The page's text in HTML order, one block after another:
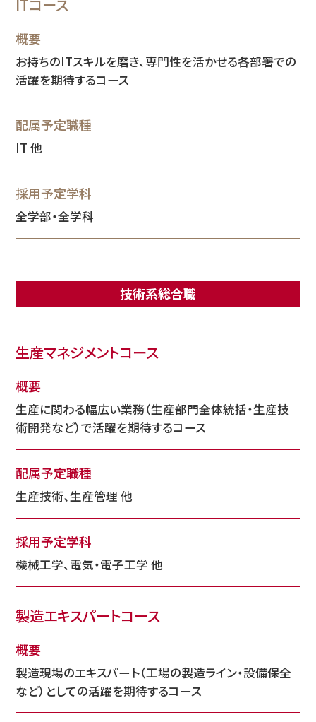
概要
お持ちのITスキルを磨き、専門性を活かせる各部署での
活躍を期待するコース
配属予定職種
IT 他
採用予定学科
全学部・全学科
技術系総合職
生産マネジメントコース
概要
生産に関わる幅広い業務（生産部門全体統括・生産技
術開発など）で活躍を期待するコース
配属予定職種
生産技術、生産管理 他
採用予定学科
機械工学、電気・電子工学 他
製造エキスパートコース
概要
製造現場のエキスパート（工場の製造ライン・設備保全
など）としての活躍を期待するコース